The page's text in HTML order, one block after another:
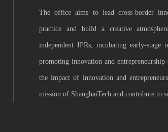
The office aims to lead cross-border
practice and build a creative
independent IPRs, incubating early-stage
promoting innovation and
the impact of innovation and
mission of ShanghaiTech and contribute to